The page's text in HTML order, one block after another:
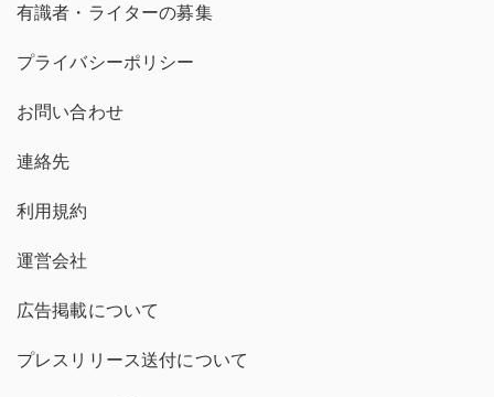
有識者・ライターの募集
プライバシーポリシー
お問い合わせ
連絡先
利用規約
運営会社
広告掲載について
プレスリリース送付について